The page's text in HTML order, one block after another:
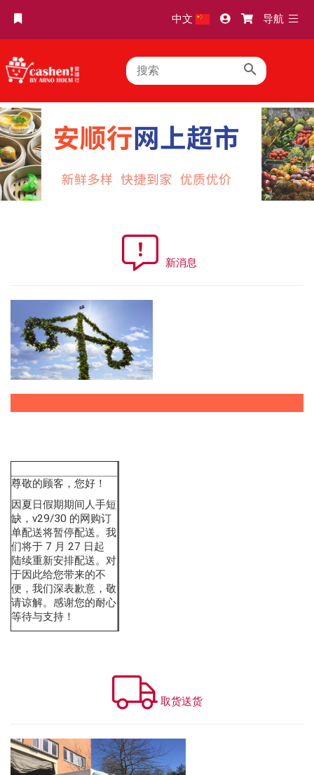
中文 导航
新消息
尊敬的顾客，您好！
因夏日假期期间人手短
缺，v29/30 的网购订
单配送将暂停配送。我
们将于 7 月 27 日起
陆续重新安排配送。对
于因此给您带来的不
便，我们深表歉意，敬
请谅解。感谢您的耐心
等待与支持！
取货送货